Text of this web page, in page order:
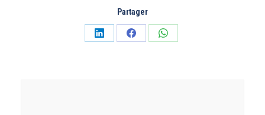
Partager
PartagerPartagerPartager